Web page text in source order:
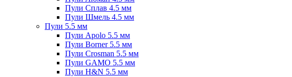
Пули Сплав 4.5 мм
Пули Шмель 4.5 мм
Пули 5.5 мм
Пули Apolo 5.5 мм
Пули Borner 5.5 мм
Пули Crosman 5.5 мм
Пули GAMO 5.5 мм
Пули H&N 5.5 мм